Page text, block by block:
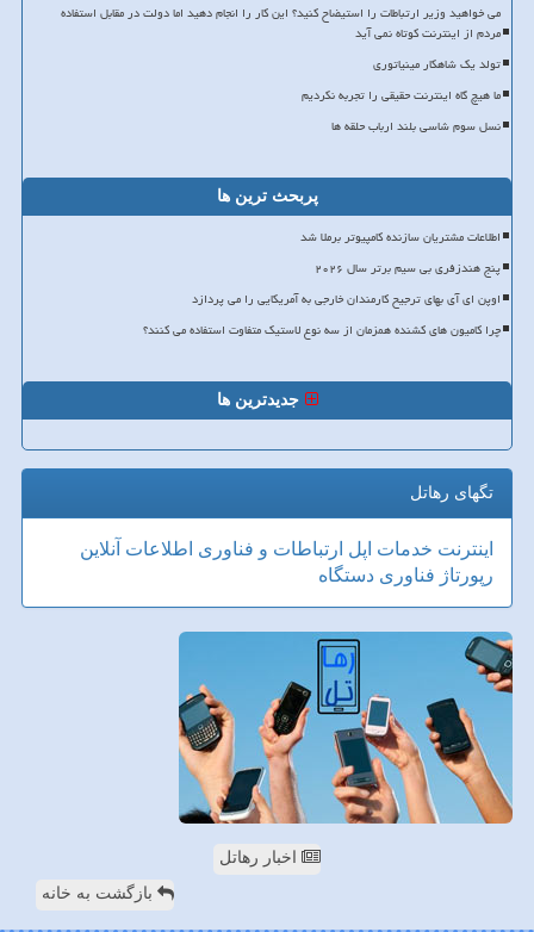
می خواهید وزیر ارتباطات را استیضاح کنید؟ این کار را انجام دهید اما دولت در مقابل استفاده
مردم از اینترنت کوتاه نمی آید
تولد یک شاهکار مینیاتوری
ما هیچ گاه اینترنت حقیقی را تجربه نکردیم
نسل سوم شاسی بلند ارباب حلقه ها
پربحث ترین ها
اطلاعات مشتریان سازنده کامپیوتر برملا شد
پنج هندزفری بی سیم برتر سال ۲۰۲۶
اوپن ای آی بهای ترجیح کارمندان خارجی به آمریکایی را می پردازد
چرا کامیون های کشنده همزمان از سه نوع لاستیک متفاوت استفاده می کنند؟
جدیدترین ها
تگهای رهاتل
اینترنت خدمات اپل ارتباطات و فناوری اطلاعات آنلاین
رپورتاژ فناوری دستگاه
اخبار رهاتل
بازگشت به خانه